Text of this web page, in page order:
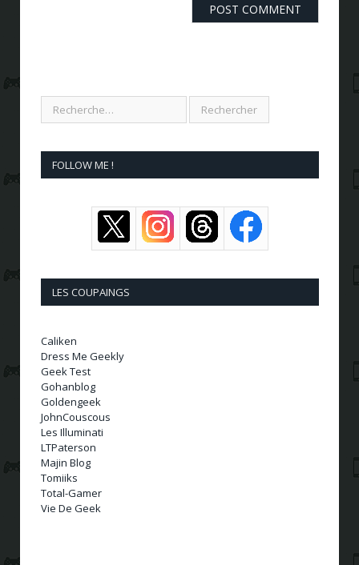
FOLLOW ME !
LES COUPAINGS
Caliken
Dress Me Geekly
Geek Test
Gohanblog
Goldengeek
JohnCouscous
Les Illuminati
LTPaterson
Majin Blog
Tomiiks
Total-Gamer
Vie De Geek